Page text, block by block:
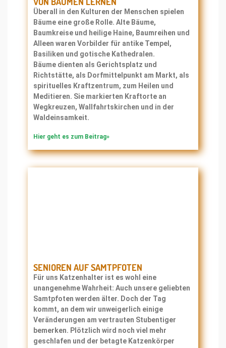
Überall in den Kulturen der Menschen spielen
Bäume eine große Rolle. Alte Bäume,
Baumkreise und heilige Haine, Baumreihen und
Alleen waren Vorbilder für antike Tempel,
Basiliken und gotische Kathedralen.
Bäume dienten als Gerichtsplatz und
Richtstätte, als Dorfmittelpunkt am Markt, als
spirituelles Kraftzentrum, zum Heilen und
Meditieren. Sie markierten Kraftorte an
Wegkreuzen, Wallfahrtskirchen und in der
Waldeinsamkeit.
Hier geht es zum Beitrag»
SENIOREN AUF SAMTPFOTEN
Für uns Katzenhalter ist es wohl eine
unangenehme Wahrheit: Auch unsere geliebten
Samtpfoten werden älter. Doch der Tag
kommt, an dem wir unweigerlich einige
Veränderungen am vertrauten Stubentiger
bemerken. Plötzlich wird noch viel mehr
geschlafen und der betagte Katzenkörper